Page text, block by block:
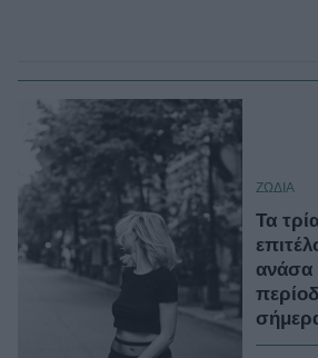
ΖΩΔΙΑ
Τα
ανάσα